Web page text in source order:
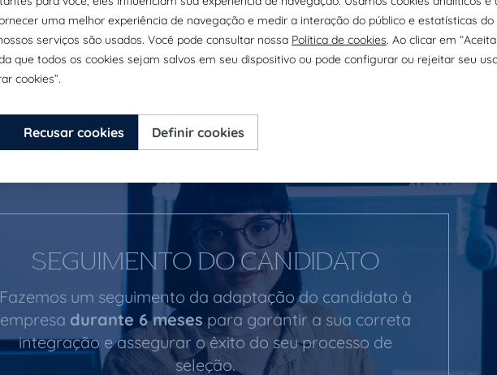
SEGUIMENTO DO CANDIDATO
Fazemos um seguimento da adaptação do candidato à
empresa durante 6 meses para garantir a sua correta
integração e assegurar o êxito do seu processo de
seleção.